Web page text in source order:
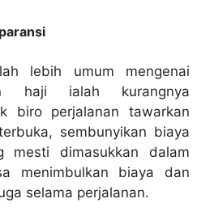
lebih umum mengenai
haji ialah kurangnya
biro perjalanan tawarkan
sembunyikan biaya
mesti dimasukkan dalam
menimbulkan biaya dan
selama perjalanan.